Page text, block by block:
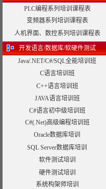
PLC编程系列培训课程表
变频器系列培训课程表
人机界面、数控系列培训课程表
开发语言/数据库/软硬件测试
Java/.NET/C#/SQL全能培训班
C语言培训班
C++语言培训班
JAVA语言培训班
C#语言初中级培训班
C#(.Net)高级编程培训班
Oracle数据库培训
SQL Server数据库培训
软件测试培训
硬件测试培训
系统构架师培训